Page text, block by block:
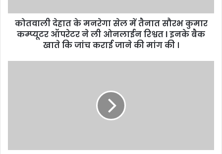
कोतवाली देहात के मनरेगा सेल में तैनात सौरभ कुमार
कम्प्यूटर ऑपरेटर ने ली ओनलाईन रिश्वत l इनके बैक
खाते कि जांच कराई जाने की मांग की ।